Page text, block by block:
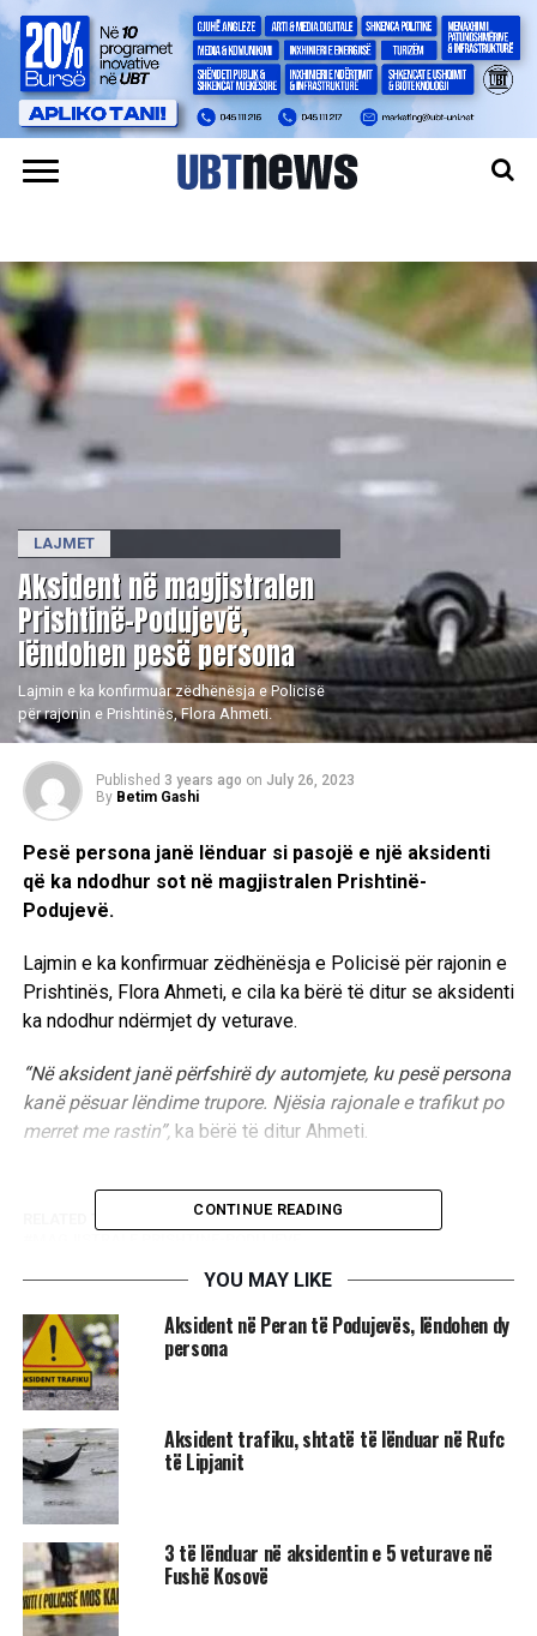
LAJMET
Aksident në magjistralen
Prishtinë-Podujevë,
lëndohen pesë persona
Lajmin e ka konfirmuar zëdhënësja e Policisë
për rajonin e Prishtinës, Flora Ahmeti.
Published 3 years ago on July 26, 2023
By Betim Gashi
Pesë persona janë lënduar si pasojë e një aksidenti
që ka ndodhur sot në magjistralen Prishtinë-
Podujevë.
Lajmin e ka konfirmuar zëdhënësja e Policisë për rajonin e
Prishtinës, Flora Ahmeti, e cila ka bërë të ditur se aksidenti
ka ndodhur ndërmjet dy veturave.
“Në aksident janë përfshirë dy automjete, ku pesë persona
kanë pësuar lëndime trupore. Njësia rajonale e trafikut po
merret me rastin”,ka bërë të ditur Ahmeti.
FLORA AHMETI
UP NEXT
Kalojnë në pronësi të Ministrisë së Mbrojtjes mbi 30
hektarë në Suharekë
DON'T MISS
Mbikëqyrësi i BE-së heton veprimin e Frontex-it në
tragjedinë e anijes në Greqi
CONTINUE READING
YOU MAY LIKE
Aksident në Peran të Podujevës, lëndohen dy
persona
​Aksident trafiku, shtatë të lënduar në Rufc
të Lipjanit
​3 të lënduar në aksidentin e 5 veturave në
Fushë Kosovë